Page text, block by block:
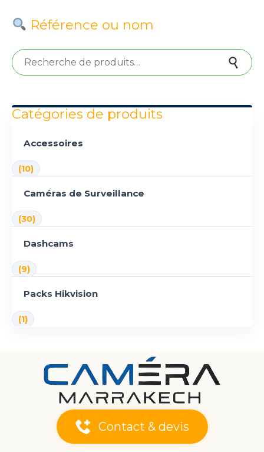
Référence ou nom
Recherche pour :
Catégories de produits
Accessoires
(10)
Caméras de Surveillance
(30)
Dashcams
(9)
Packs Hikvision
(1)
Contact & devis